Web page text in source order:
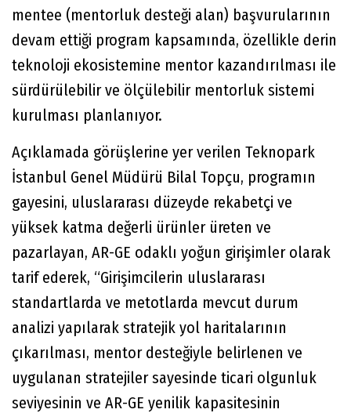
mentee (mentorluk desteği alan) başvurularının
devam ettiği program kapsamında, özellikle derin
teknoloji ekosistemine mentor kazandırılması ile
sürdürülebilir ve ölçülebilir mentorluk sistemi
kurulması planlanıyor.
Açıklamada görüşlerine yer verilen Teknopark
İstanbul Genel Müdürü Bilal Topçu, programın
gayesini, uluslararası düzeyde rekabetçi ve
yüksek katma değerli ürünler üreten ve
pazarlayan, AR-GE odaklı yoğun girişimler olarak
tarif ederek, “Girişimcilerin uluslararası
standartlarda ve metotlarda mevcut durum
analizi yapılarak stratejik yol haritalarının
çıkarılması, mentor desteğiyle belirlenen ve
uygulanan stratejiler sayesinde ticari olgunluk
seviyesinin ve AR-GE yenilik kapasitesinin